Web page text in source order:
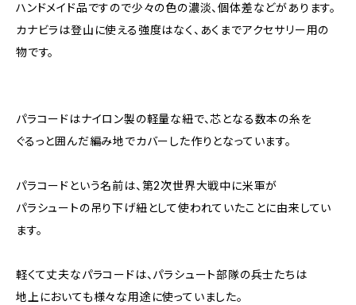
ハンドメイド品ですので少々の色の濃淡、個体差などがあります。
カナビラは登山に使える強度はなく、あくまでアクセサリー用の
物です。
パラコードはナイロン製の軽量な紐で、芯となる数本の糸を
ぐるっと囲んだ編み地でカバーした作りとなっています。
パラコードという名前は、第2次世界大戦中に米軍が
パラシュートの吊り下げ紐として使われていたことに由来してい
ます。
軽くて丈夫なパラコードは、パラシュート部隊の兵士たちは
地上においても様々な用途に使っていました。